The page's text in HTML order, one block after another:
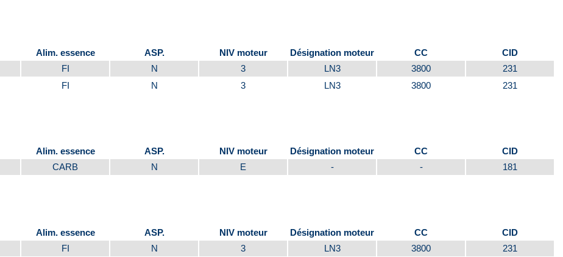
Alim. essence ASP. NIV moteur Désignation moteur CC CID
FI N 3 LN3 3800 231
FI N 3 LN3 3800 231
Alim. essence ASP. NIV moteur Désignation moteur CC CID
CARB N E - - 181
Alim. essence ASP. NIV moteur Désignation moteur CC CID
FI N 3 LN3 3800 231